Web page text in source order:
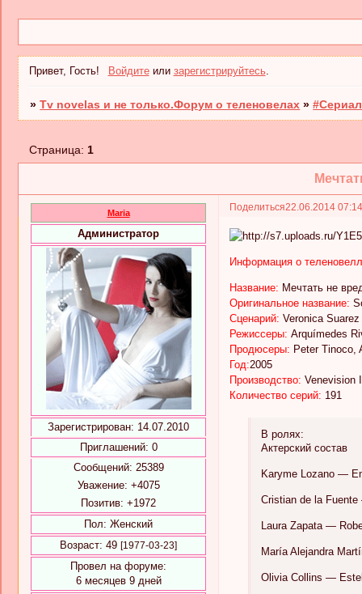
Привет, Гость! Войдитеили зарегистрируйтесь.
»Tv novelas и не только.Форум о теленовелах »
Страница:1
Поделиться22.06.2014
Maria
Администратор
Зарегистрирован: 14.07.2010
Приглашений: 0
Сообщений: 25389
Уважение: +4075
Позитив: +1972
Пол: Женский
Возраст: 49 [1977-03-23]
Провел на форуме:
6 месяцев 9 дней
Информация о
Название: Мечтать не
Оригинальное название:
Сценарий: Veronica Suarez
Режиссеры: Arquímedes
Продюсеры: Peter Tinoco,
Год:2005
Производство: Venevision
Количество серий: 191
В ролях:
Актерский состав
Karyme Lozano —
Cristian de la
Laura Zapata —
María Alejandra
Olivia Collins —